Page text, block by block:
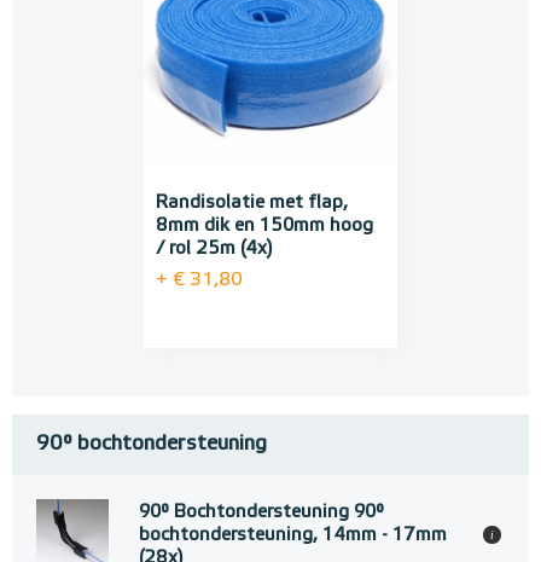
Randisolatie met flap,
8mm dik en 150mm hoog
/ rol 25m (4x)
+ € 31,80
90° bochtondersteuning
90° Bochtondersteuning 90°
bochtondersteuning, 14mm - 17mm
(28x)
i